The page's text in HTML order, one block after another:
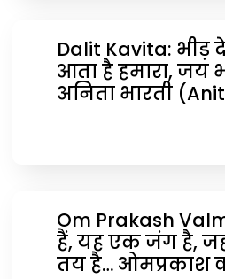
Dalit Kavita: भीड़
आता है हमारा, जय
अनिता भारती
Om Prakash
हैं, यह एक जंग है,
तय है… ओमप्रकाश